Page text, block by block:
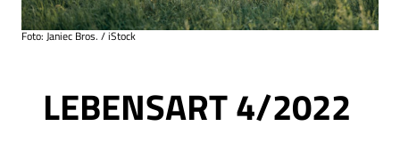
LEBENSART 4/2022
Foto: Janiec Bros. / iStock